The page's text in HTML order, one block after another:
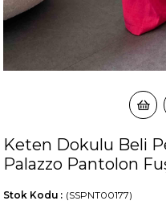
Keten Dokulu Beli
Palazzo Pantolon
(SSPNT00177)
Stok Kodu